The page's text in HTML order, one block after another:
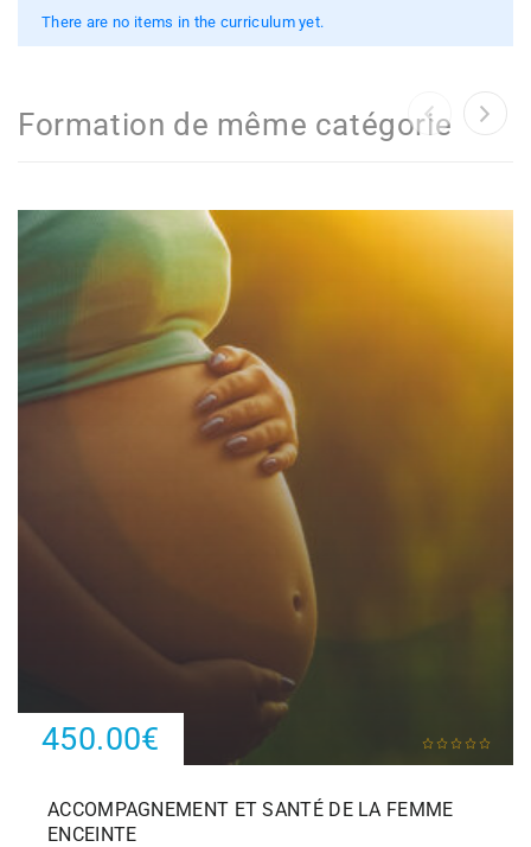
There are no items in the curriculum yet.
Formation de même catégorie
450.00€
ACCOMPAGNEMENT ET SANTÉ DE LA FEMME
ENCEINTE